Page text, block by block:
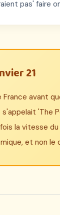
pas' faire
21
avant
'The
la vitesse du
et non le